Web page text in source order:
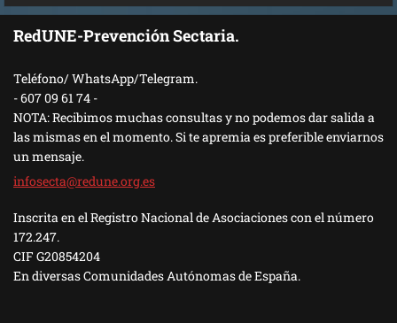
RedUNE-Prevención Sectaria.
Teléfono/ WhatsApp/Telegram.
- 607 09 61 74 -
NOTA: Recibimos muchas consultas y no podemos dar salida a
las mismas en el momento. Si te apremia es preferible enviarnos
un mensaje.
infosecta@redune.org.es
Inscrita en el Registro Nacional de Asociaciones con el número
172.247.
CIF G20854204
En diversas Comunidades Autónomas de España.